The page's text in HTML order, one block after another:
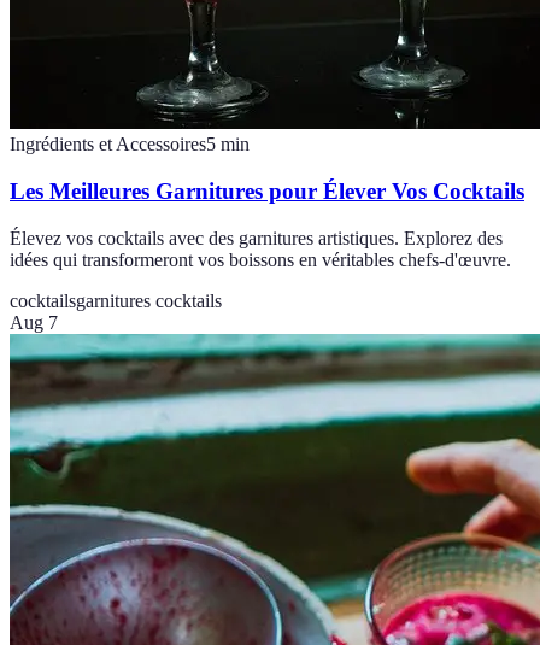
Ingrédients et Accessoires5 min
Les Meilleures Garnitures pour Élever Vos Cocktails
Élevez vos cocktails avec des garnitures artistiques. Explorez des
idées qui transformeront vos boissons en véritables chefs-d'œuvre.
cocktailsgarnitures cocktails
Aug 7